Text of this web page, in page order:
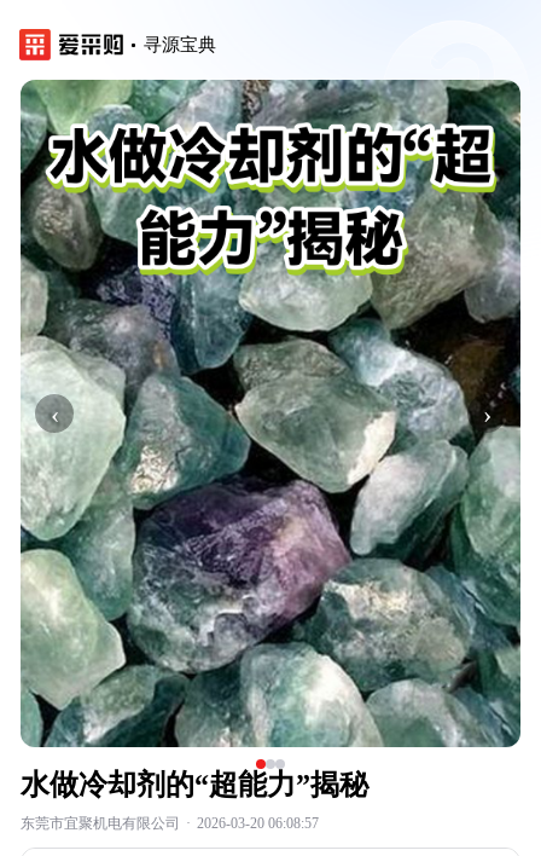
寻源宝典
‹ ›
水做冷却剂的“超能力”揭秘
东莞市宜聚机电有限公司 · 2026-03-20 06:08:57